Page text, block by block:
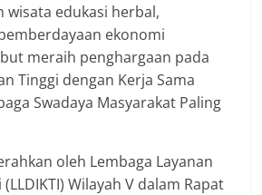
wisata edukasi herbal,
ekonomi
meraih penghargaan pada
Tinggi dengan Kerja Sama
Swadaya Masyarakat Paling
oleh Lembaga Layanan
Wilayah V dalam Rapat